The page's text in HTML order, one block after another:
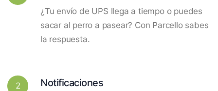
¿Tu envío de UPS llega a tiempo o puedes
sacar al perro a pasear? Con Parcello sabes
la respuesta.
2 Notificaciones